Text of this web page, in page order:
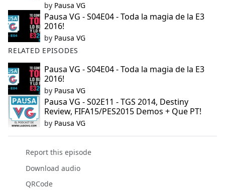
by Pausa VG
Pausa VG - S04E04 - Toda la magia de la E3
2016!
by Pausa VG
RELATED EPISODES
Pausa VG - S04E04 - Toda la magia de la E3
2016!
by Pausa VG
Pausa VG - S02E11 - TGS 2014, Destiny
Review, FIFA15/PES2015 Demos + Que PT!
by Pausa VG
Report this episode
Download audio
QRCode